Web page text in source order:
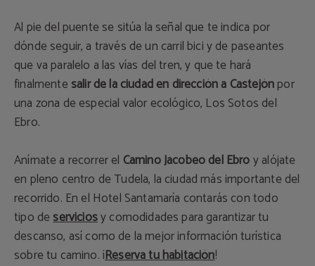
Al pie del puente se sitúa la señal que te indica por
dónde seguir, a través de un carril bici y de paseantes
que va paralelo a las vías del tren, y que te hará
finalmente salir de la ciudad en dirección a Castejónpor
una zona de especial valor ecológico, Los Sotos del
Ebro.
Anímate a recorrer el Camino Jacobeo del Ebroy alójate
en pleno centro de Tudela, la ciudad más importante del
recorrido. En el Hotel Santamaría contarás con todo
tipo deserviciosy comodidades para garantizar tu
descanso, así como de la mejor información turística
sobre tu camino. ¡Reserva tu habitación!